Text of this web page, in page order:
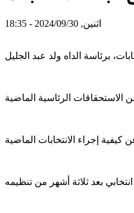
اثنين, 2024/09/30 - 18:35